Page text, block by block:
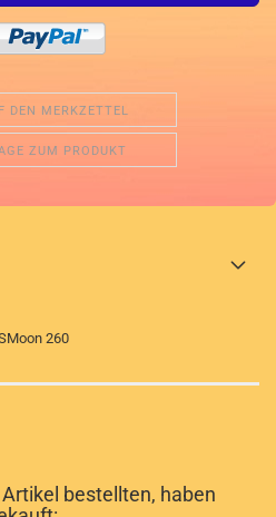
DEN MERKZETTEL
ZUM PRODUKT
260
bestellten, haben